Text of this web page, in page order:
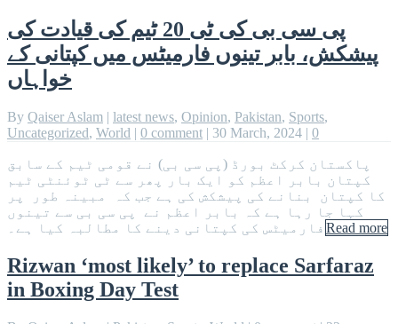
پی سی بی کی ٹی 20 ٹیم کی قیادت کی
پیشکش، بابر تینوں فارمیٹس میں کپتانی کے
خواہاں
By Qaiser Aslam | latest news, Opinion, Pakistan, Sports,
Uncategorized, World | 0 comment | 30 March, 2024 | 0
پاکستان کرکٹ بورڈ (پی سی بی) نے قومی ٹیم کے سابق
کپتان بابر اعظم کو ایک بار پھر سے ٹی ٹوئنٹی ٹیم
کا کپتان بنانے کی پیشکش کی ہے جب کہ مبینہ طور پر
کہا جا رہا ہے کہ بابر اعظم نے پی سی بی سے تینوں
فارمیٹس کی کپتانی دینے کا مطالبہ کیا ہے۔ Read more
Rizwan ‘most likely’ to replace Sarfaraz
in Boxing Day Test